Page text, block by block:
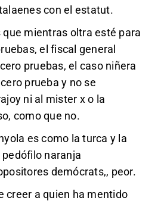
con el estatut.
que mientras oltra esté para
el fiscal general
pruebas, el caso niñera
prueba y no se
ni al mister x o la
como que no.
es como la turca y la
naranja
demócrats,, peor.
creer a quien ha mentido